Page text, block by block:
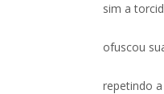
sim a
ofuscou
repetindo